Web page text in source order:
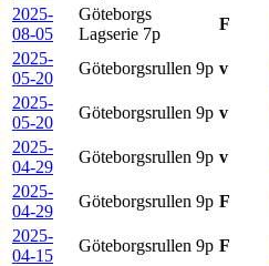
2025-
08-05
Göteborgs
Lagserie 7p
F
2025-
05-20
Göteborgsrullen 9p v
2025-
05-20
Göteborgsrullen 9p v
2025-
04-29
Göteborgsrullen 9p v
2025-
04-29
Göteborgsrullen 9p F
2025-
04-15
Göteborgsrullen 9p F